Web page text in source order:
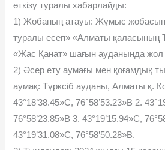
өткізу туралы хабарлайды:
1) Жобаның атауы: Жұмыс
туралы есеп» «Алматы қаласының
«Жас Қанат» шағын ауданында жол
2) Әсер ету аумағы мен қоғамдық
аумақ: Түрксіб ауданы, Алматы қ.
43°18’38.45»С, 76°58’53.23»В 2.
76°58’23.85»В 3. 43°19’15.94»С,
43°19’31.08»С, 76°58’50.28»В.